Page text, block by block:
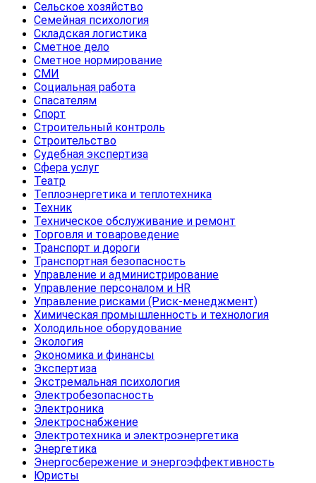
Сельское хозяйство
Семейная психология
Складская логистика
Сметное дело
Сметное нормирование
СМИ
Социальная работа
Спасателям
Спорт
Строительный контроль
Строительство
Судебная экспертиза
Сфера услуг
Театр
Теплоэнергетика и теплотехника
Техник
Техническое обслуживание и ремонт
Торговля и товароведение
Транспорт и дороги
Транспортная безопасность
Управление и администрирование
Управление персоналом и HR
Управление рисками (Риск-менеджмент)
Химическая промышленность и технология
Холодильное оборудование
Экология
Экономика и финансы
Экспертиза
Экстремальная психология
Электробезопасность
Электроника
Электроснабжение
Электротехника и электроэнергетика
Энергетика
Энергосбережение и энергоэффективность
Юристы